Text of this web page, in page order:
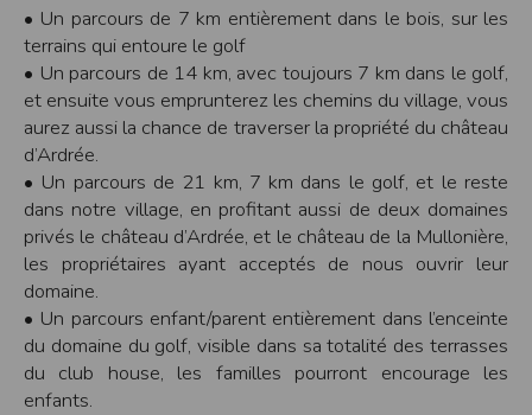
• Un parcours de 7 km entièrement dans le bois, sur les
terrains qui entoure le golf
• Un parcours de 14 km, avec toujours 7 km dans le golf,
et ensuite vous emprunterez les chemins du village, vous
aurez aussi la chance de traverser la propriété du château
d’Ardrée.
• Un parcours de 21 km, 7 km dans le golf, et le reste
dans notre village, en profitant aussi de deux domaines
privés le château d’Ardrée, et le château de la Mullonière,
les propriétaires ayant acceptés de nous ouvrir leur
domaine.
• Un parcours enfant/parent entièrement dans l’enceinte
du domaine du golf, visible dans sa totalité des terrasses
du club house, les familles pourront encourage les
enfants.
L’utilisateur reconnaît que les données circulant sur Internet peuvent être
réglementées en termes d’usage ou être protégées par un droit de propriété.
L’utilisateur est seul responsable de l’usage des données qu’il consulte, interroge
et transfère sur Internet.
L’utilisateur reconnaît que l’EDITEUR ne dispose d’aucun moyen de contrôle sur
le contenu des services accessibles sur Internet
L'éditeur informe que les utilisateurs du site internet www.timepulse.run
peuvent recevoir des offres des partenaires de l'éditeur
L'éditeur informe que les utilisateurs du site internet www.timepulse.run
peuvent recevoir des offres les invitant à participer à des épreuves inscrites au
calendrier du site.
Sécurisation des données
Les données sont hébergées par l'hébergeur suivant
:https://www.ovh.com/fr/protection-donnees-personnelles/gdpr.xml
protocole HTTPS qui crypte les données avant qu’elles ne transitent sur le
réseau. Par ailleurs, les mots de passe ne sont pas stockés en clair dans notre
base de données mais sont cryptés en utilisant les dernières technologies de
sécurisation des mots de passe. Enfin, les communications entre nos différents
serveurs se font sur un réseau privé qui n’est pas accessible depuis l’extérieur.